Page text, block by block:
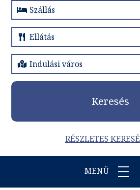
Keresés
RÉSZLETES
MENÜ